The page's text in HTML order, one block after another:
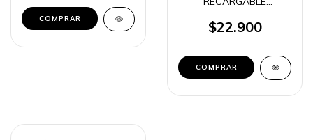
BUDA TIME CRT-110018
$22.900
COMPRAR